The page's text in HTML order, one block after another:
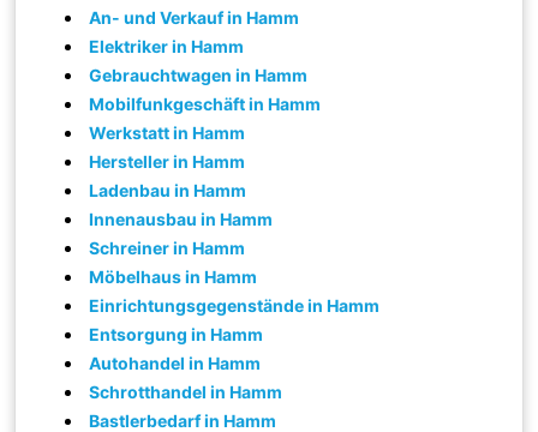
An- und Verkauf in Hamm
Elektriker in Hamm
Gebrauchtwagen in Hamm
Mobilfunkgeschäft in Hamm
Werkstatt in Hamm
Hersteller in Hamm
Ladenbau in Hamm
Innenausbau in Hamm
Schreiner in Hamm
Möbelhaus in Hamm
Einrichtungsgegenstände in Hamm
Entsorgung in Hamm
Autohandel in Hamm
Schrotthandel in Hamm
Bastlerbedarf in Hamm